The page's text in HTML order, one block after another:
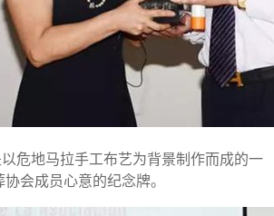
危地马拉手工布艺为背景制作而成的一
会成员心意的纪念牌。